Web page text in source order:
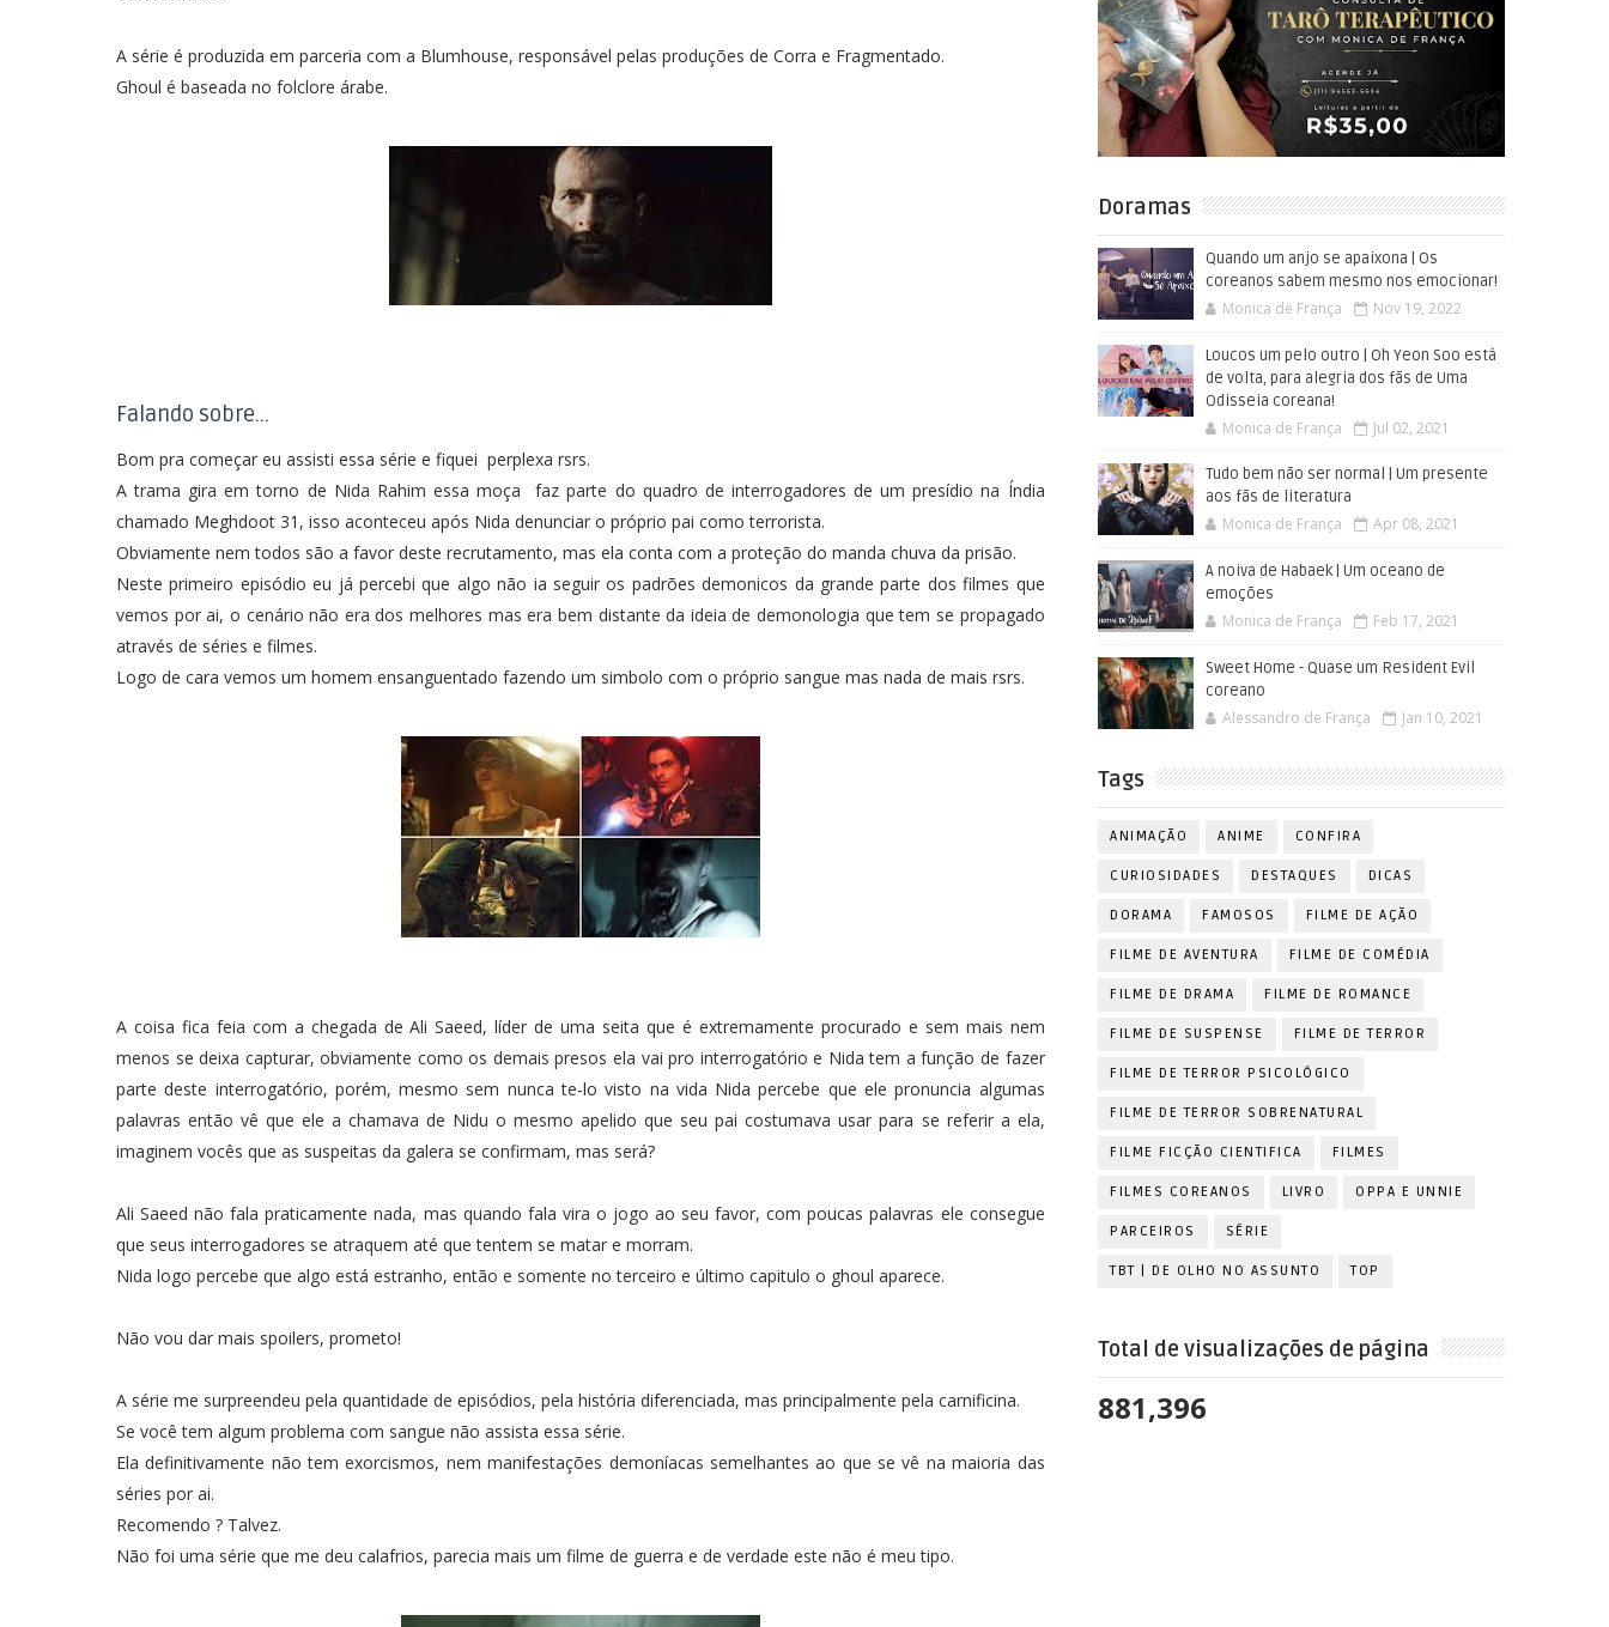
A série é produzida em parceria com a Blumhouse, responsável pelas produções de Corra e Fragmentado.
Ghoul é baseada no folclore árabe.
Falando sobre...
Bom pra começar eu assisti essa série e fiquei perplexa rsrs.
A trama gira em torno de Nida Rahim essa moça faz parte do quadro de interrogadores de um presídio na Índia
chamado Meghdoot 31, isso aconteceu após Nida denunciar o próprio pai como terrorista.
Obviamente nem todos são a favor deste recrutamento, mas ela conta com a proteção do manda chuva da prisão.
Neste primeiro episódio eu já percebi que algo não ia seguir os padrões demonicos da grande parte dos filmes que
vemos por ai, o cenário não era dos melhores mas era bem distante da ideia de demonologia que tem se propagado
através de séries e filmes.
Logo de cara vemos um homem ensanguentado fazendo um simbolo com o próprio sangue mas nada de mais rsrs.
A coisa fica feia com a chegada de Ali Saeed, líder de uma seita que é extremamente procurado e sem mais nem
menos se deixa capturar, obviamente como os demais presos ela vai pro interrogatório e Nida tem a função de fazer
parte deste interrogatório, porém, mesmo sem nunca te-lo visto na vida Nida percebe que ele pronuncia algumas
palavras então vê que ele a chamava de Nidu o mesmo apelido que seu pai costumava usar para se referir a ela,
imaginem vocês que as suspeitas da galera se confirmam, mas será?
Ali Saeed não fala praticamente nada, mas quando fala vira o jogo ao seu favor, com poucas palavras ele consegue
que seus interrogadores se atraquem até que tentem se matar e morram.
Nida logo percebe que algo está estranho, então e somente no terceiro e último capitulo o ghoul aparece.
Não vou dar mais spoilers, prometo!
A série me surpreendeu pela quantidade de episódios, pela história diferenciada, mas principalmente pela carnificina.
Se você tem algum problema com sangue não assista essa série.
Ela definitivamente não tem exorcismos, nem manifestações demoníacas semelhantes ao que se vê na maioria das
séries por ai.
Recomendo ? Talvez.
Não foi uma série que me deu calafrios, parecia mais um filme de guerra e de verdade este não é meu tipo.
Doramas
Quando um anjo se apaixona | Os
coreanos sabem mesmo nos emocionar!
Monica de França Nov 19, 2022
Loucos um pelo outro | Oh Yeon Soo está
de volta, para alegria dos fãs de Uma
Odisseia coreana!
Monica de França Jul 02, 2021
Tudo bem não ser normal | Um presente
aos fãs de literatura
Monica de França Apr 08, 2021
A noiva de Habaek | Um oceano de
emoções
Monica de França Feb 17, 2021
Sweet Home - Quase um Resident Evil
coreano
Alessandro de França Jan 10, 2021
Tags
ANIMAÇÃO ANIME CONFIRA
CURIOSIDADES DESTAQUES DICAS
DORAMA FAMOSOS FILME DE AÇÃO
FILME DE AVENTURA FILME DE COMÉDIA
FILME DE DRAMA FILME DE ROMANCE
FILME DE SUSPENSE FILME DE TERROR
FILME DE TERROR PSICOLÓGICO
FILME DE TERROR SOBRENATURAL
FILME FICÇÃO CIENTIFICA FILMES
FILMES COREANOS LIVRO OPPA E UNNIE
PARCEIROS SÉRIE
TBT | DE OLHO NO ASSUNTO TOP
Total de visualizações de página
881,396